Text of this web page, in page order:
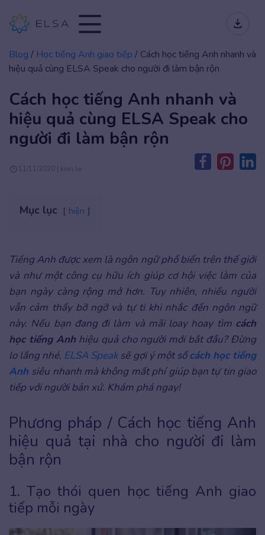
Blog / Học tiếng Anh giao tiếp / Cách học tiếng Anh nhanh và
hiệu quả cùng ELSA Speak cho người đi làm bận rộn
Cách học tiếng Anh nhanh và
hiệu quả cùng ELSA Speak cho
người đi làm bận rộn
11/11/2020 | kien.le
Mục lục hiện
Tiếng Anh được xem là ngôn ngữ phổ biến trên thế giới
và như một công cụ hữu ích giúp cơ hội việc làm của
bạn ngày càng rộng mở hơn. Tuy nhiên, nhiều người
vẫn cảm thấy bỡ ngỡ và tự ti khi nhắc đến ngôn ngữ
này. Nếu bạn đang đi làm và mãi loay hoay tìm cách
học tiếng Anh hiệu quả cho người mới bắt đầu? Đừng
lo lắng nhé, ELSA Speaksẽ gợi ý một sốcách học tiếng
Anh siêu nhanh mà không mất phí giúp bạn tự tin giao
tiếp với người bản xứ. Khám phá ngay!
Phương pháp / Cách học tiếng Anh
hiệu quả tại nhà cho người đi làm
bận rộn
1. Tạo thói quen học tiếng Anh giao
tiếp mỗi ngày